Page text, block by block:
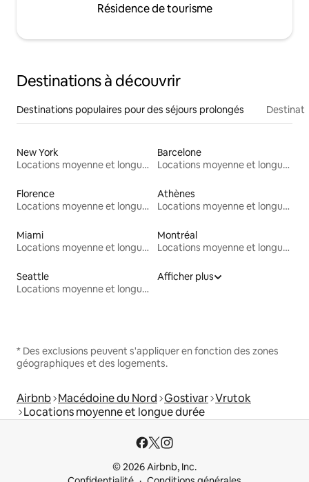
Résidence de tourisme
Destinations à découvrir
Destinations populaires pour des séjours prolongés
New York
Locations moyenne et longue durée
Barcelone
Locations moyenne et longue durée
Florence
Locations moyenne et longue durée
Athènes
Locations moyenne et longue durée
Miami
Locations moyenne et longue durée
Montréal
Locations moyenne et longue durée
Seattle
Locations moyenne et longue durée
Afficher plus
* Des exclusions peuvent s'appliquer en fonction des zones
géographiques et des logements.
Airbnb Macédoine du Nord Gostivar Vrutok
Locations moyenne et longue durée
© 2026 Airbnb, Inc.